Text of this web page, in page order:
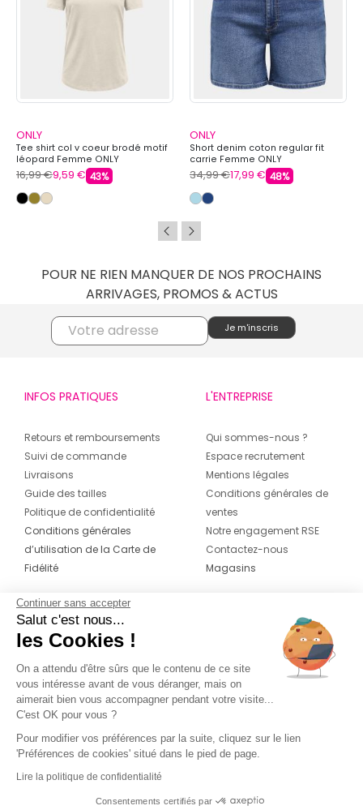
ONLY
Tee shirt col v coeur brodé motif
léopard Femme ONLY
16,99 €9,59 € 43%
ONLY
Short denim coton regular fit
carrie Femme ONLY
34,99 €17,99 € 48%
POUR NE RIEN MANQUER DE NOS PROCHAINS
ARRIVAGES, PROMOS & ACTUS
INFOS PRATIQUES
Retours et remboursements
Suivi de commande
Livraisons
Guide des tailles
Politique de confidentialité
Conditions générales
d’utilisation de la Carte de
Fidélité
L'ENTREPRISE
Qui sommes-nous ?
Espace recrutement
Mentions légales
Conditions générales de
ventes
Notre engagement RSE
Contactez-nous
Magasins
CONTACT
04 42 20 78 42
Du lundi au jeudi de 8h30 à 16h30 & le
vendredi de 8h30 à 15h30
Continuer sans accepter
Salut c'est nous...
les Cookies !
On a attendu d'être sûrs que le contenu de ce site
vous intéresse avant de vous déranger, mais on
aimerait bien vous accompagner pendant votre visite...
C'est OK pour vous ?
Pour modifier vos préférences par la suite, cliquez sur le lien
'Préférences de cookies' situé dans le pied de page.
Lire la politique de confidentialité
Consentements certifiés par